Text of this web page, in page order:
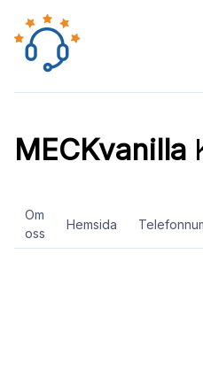
MECKvanilla
Om
oss
Hemsida